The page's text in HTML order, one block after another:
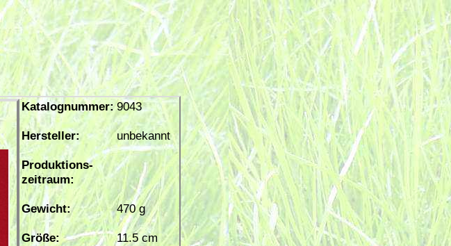
Katalognummer:
Hersteller:
Produktions-
zeitraum:
Gewicht:
Größe:
9043
unbekannt
470 g
11.5 cm